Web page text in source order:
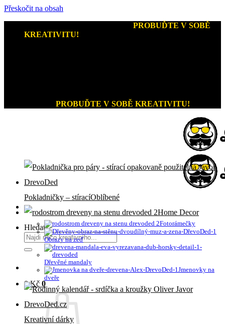
Přeskočit na obsah
PROBUĎTE V SOBĚ
KREATIVITU!
PROBUĎTE V SOBĚ KREATIVITU!
Hledat:
0Kč 0
Pokladničky – stírací
Home Decor
Fotorámečky
Obrazy na zeď
Dřevěné mandaly
Jmenovky na
dveře
Kreativní dárky